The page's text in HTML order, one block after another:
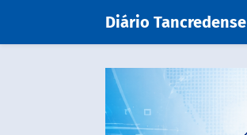
Diário Tancredense